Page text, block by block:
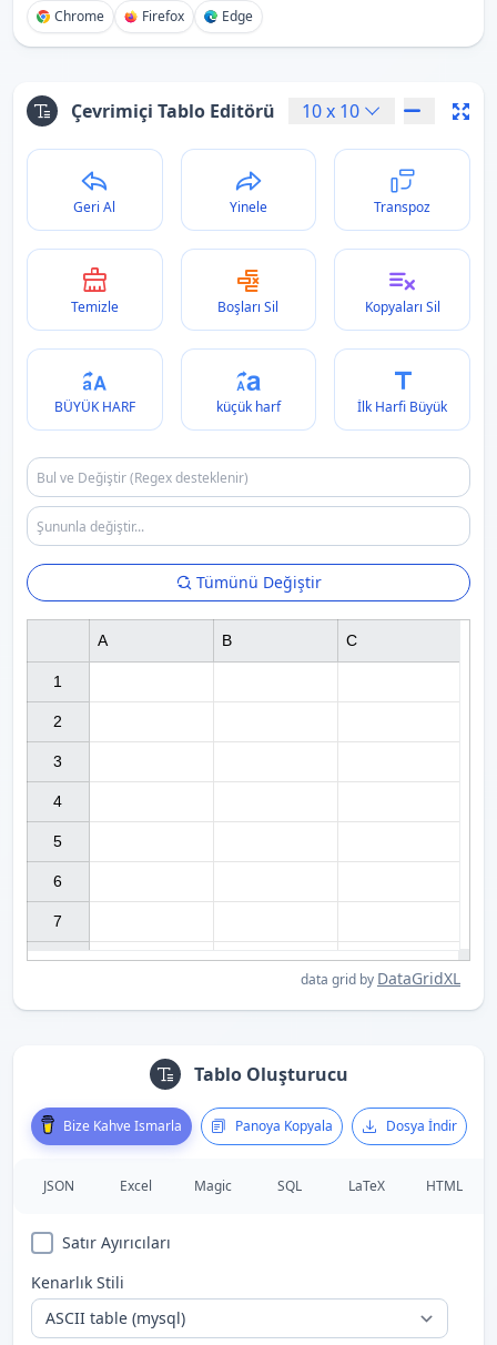
Chrome Firefox Edge
Çevrimiçi Tablo Editörü 10x 10
Geri Al Yinele Transpoz
Temizle Boşları Sil Kopyaları Sil
BÜYÜK HARF küçük harf İlk Harfi Büyük
Tümünü Değiştir
data grid by DataGridXL
1
2
3
4
5
6
7
A B C
Tablo Oluşturucu
Bize Kahve Ismarla Panoya Kopyala Dosya İndir
JSON Excel Magic SQL LaTeX HTML
Satır Ayırıcıları
Kenarlık Stili